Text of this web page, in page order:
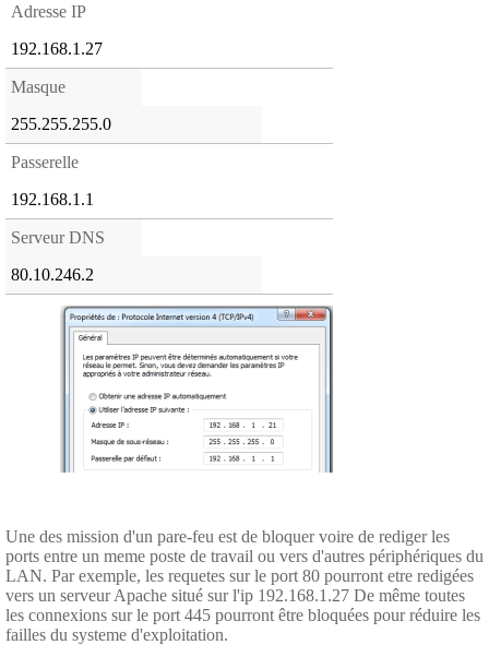
Adresse IP
192.168.1.27
Masque
255.255.255.0
Passerelle
192.168.1.1
Serveur DNS
80.10.246.2
Une des mission d'un pare-feu est de bloquer voire de rediger les
ports entre un meme poste de travail ou vers d'autres périphériques du
LAN. Par exemple, les requetes sur le port 80 pourront etre redigées
vers un serveur Apache situé sur l'ip 192.168.1.27 De même toutes
les connexions sur le port 445 pourront être bloquées pour réduire les
failles du systeme d'exploitation.